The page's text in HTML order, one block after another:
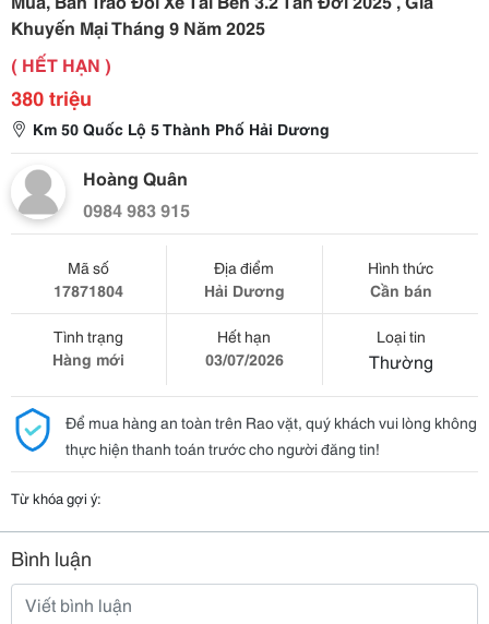
Khuyến Mại Tháng 9 Năm 2025
( HẾT HẠN )
380 triệu
Km 50 Quốc Lộ 5 Thành Phố Hải Dương
Hoàng Quân
0984 983 915
Mã số
17871804
Địa điểm
Hải Dương
Hình thức
Cần bán
Tình trạng
Hàng mới
Hết hạn
03/07/2026
Loại tin
Thường
Để mua hàng an toàn trên Rao vặt, quý khách vui lòng không
thực hiện thanh toán trước cho người đăng tin!
Từ khóa gợi ý:
Bình luận